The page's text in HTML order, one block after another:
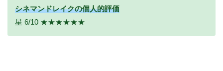
シネマンドレイクの個人的評価
星 6/10 ★★★★★★